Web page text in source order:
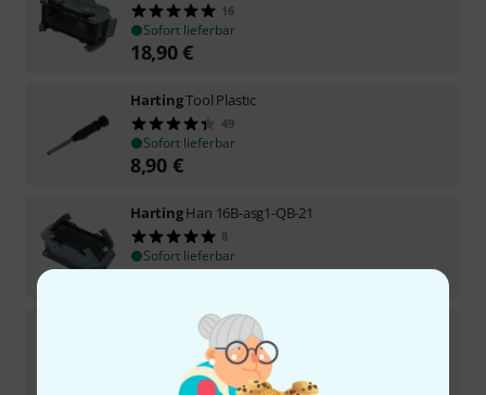
16
Sofort lieferbar
18,90€
HartingTool Plastic
49
Sofort lieferbar
8,90 €
HartingHan 16B-asg1-QB-21
8
Sofort lieferbar
17,90€
Contact Pin Male 0,75
8
Sofort lieferbar